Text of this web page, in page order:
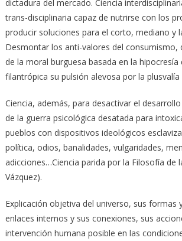
dictadura del mercado. Ciencia
trans-disciplinaria capaz de nutrirse con los
producir soluciones para el corto, mediano y
Desmontar los anti-valores del consumismo,
de la moral burguesa basada en la
filantrópica su pulsión alevosa por la plusvalía
Ciencia, además, para desactivar el
de la guerra psicológica desatada para
pueblos con dispositivos ideológicos
política, odios, banalidades, vulgaridades,
adicciones…Ciencia parida por la Filosofía de
Vázquez).
Explicación objetiva del universo, sus formas
enlaces internos y sus conexiones, sus
intervención humana posible en las